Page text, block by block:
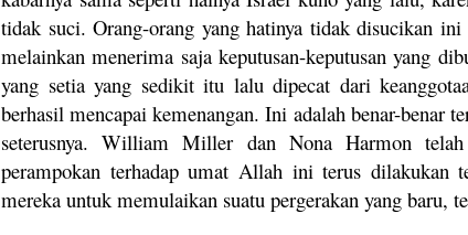
tidak suci. Orang-orang yang hatinya tidak disucikan
melainkan menerima saja keputusan-keputusan yang
yang setia yang sedikit itu lalu dipecat dari
berhasil mencapai kemenangan. Ini adalah benar-benar
seterusnya. William Miller dan Nona Harmon
perampokan terhadap umat Allah ini terus dilakukan
mereka untuk memulaikan suatu pergerakan yang baru,